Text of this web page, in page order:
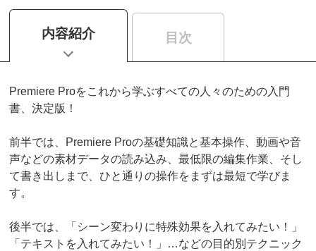
内容紹介 目次
Premiere Proをこれから学ぶすべての人々のための入門
書、決定版！
前半では、Premiere Proの基礎知識と基本操作、動画や音
声などの素材データの読み込み、最低限の編集作業、そし
て書き出しまで、ひと通りの操作をまずは最短で学びま
す。
後半では、「シーン変わりに特殊効果を入れてみたい！」
「テキストを入れてみたい！」…などの目的別テクニック